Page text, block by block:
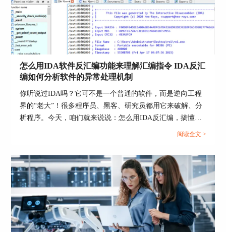
3、代码注释：通过在IDA Pro中添加代码注释，我
们可以进一步增强源码的可读性和理解度。合理的
代码注释可以解释代码的意图、算法思路和重要细
节，帮助我们更好地理解和分析程序。
4、插件扩展：IDA Pro提供了丰富的插件系统，允
许用户根据自己的需求扩展功能。我们可以根据具
体情况选择适合的插件，增强反编译源码的分析和
5、代码重构：通过在IDA Pro中对反编译后的源码
进行重构，我们可以改进源码的结构和可读性。这
包括删除多余参数、合并重复代码、提取公共函数
等操作，使源码更加简洁和易于理解。
怎么用IDA软件反汇编功能来理解汇编指令 IDA反汇
编如何分析软件的异常处理机制
你听说过IDA吗？它可不是一个普通的软件，而是逆向工程
界的“老大”！很多程序员、黑客、研究员都用它来破解、分
析程序。今天，咱们就来说说：怎么用IDA反汇编，搞懂这
些看似难懂的汇编指令，分析程序出现问题时是怎么应对
阅读全文 >